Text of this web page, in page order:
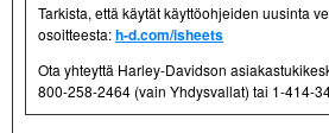
Tarkista, että käytät käyttöohjeiden uusinta
osoitteesta:h-d.com/isheets
Ota yhteyttä Harley-Davidson
800-258-2464 (vain Yhdysvallat) tai 1-414-